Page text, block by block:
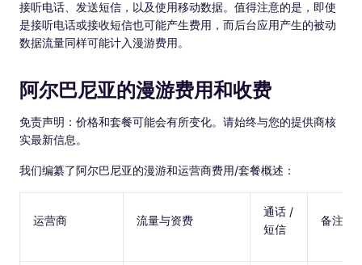
接听电话、发送短信，以及使用移动数据。值得注意的是，即使
是接听电话或接收短信也可能产生费用，而后台应用产生的被动
数据流量同样可能计入漫游费用。
阿尔巴尼亚的漫游费用和收费
免责声明：价格和套餐可能会有所变化。请始终与您的提供商核
实最新信息。
我们编纂了阿尔巴尼亚的漫游和运营商费用/套餐概述：
运营商 流量与资费
通话 /
短信
备注